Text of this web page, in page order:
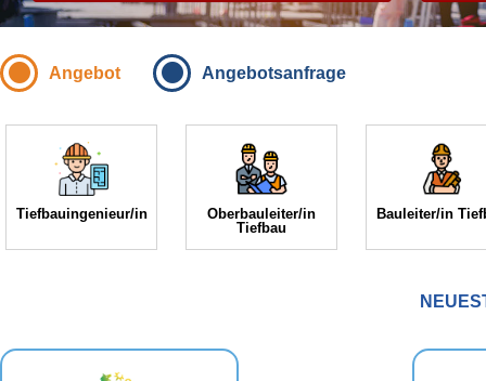
Angebot Angebotsanfrage
Tiefbauingenieur/in
Oberbauleiter/in
Tiefbau
Bauleiter/in